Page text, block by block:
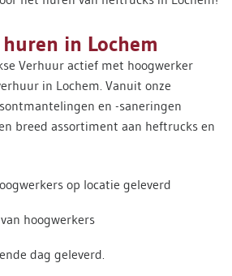
in Lochem
Verhuur actief met hoogwerker
in Lochem. Vanuit onze
en -saneringen
breed assortiment aan heftrucks en
op locatie geleverd
hoogwerkers
dag geleverd.